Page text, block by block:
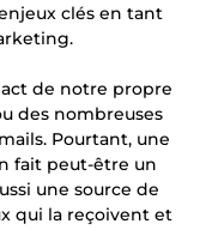
clés en tant
de notre propre
des nombreuses
Pourtant, une
fait peut-être un
une source de
qui la reçoivent et